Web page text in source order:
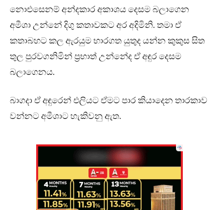
නොඑසෙනම් අන්දකාර අකාශය දෙසම බලාගෙන
අමීශා උන්නේ දිගු කතාවකට අර අදිමිනි. තමා ඒ
කතාබහට කල ඇරයුම භාරගත යුතුද යන්න කුකුස සිත
තුල පුරවගනිමින් ප්‍රභාත් උන්නේද ඒ අඳුර දෙසම
බලාගෙනය.
බාගදා ඒ අඳුරෙන් එලියට ඒමට පාර කියාදෙන තාරකාව
වන්නට අමීශාට හැකිවනු ඇත.